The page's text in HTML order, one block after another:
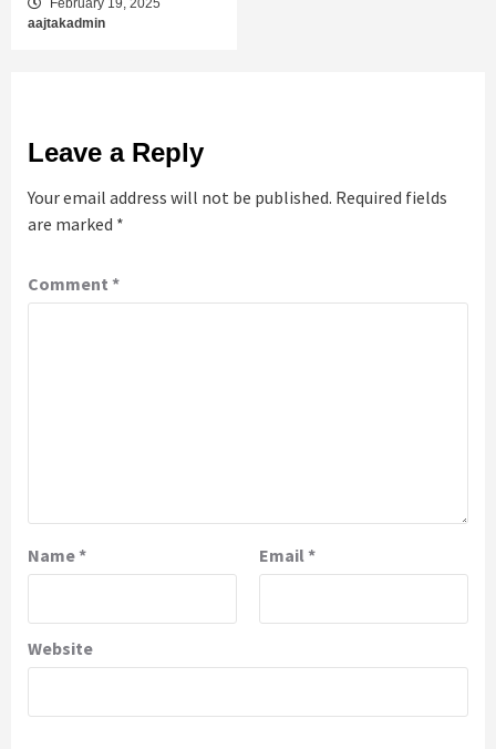
February 19, 2025
aajtakadmin
Leave a Reply
Your email address will not be published. Required fields
are marked *
Comment *
Name* Email*
Website